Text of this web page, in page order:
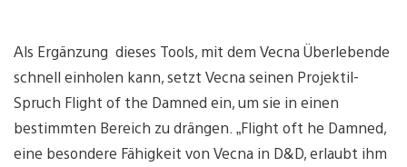
Als Ergänzung dieses Tools, mit dem Vecna Überlebende
schnell einholen kann, setzt Vecna seinen Projektil-
Spruch Flight of the Damned ein, um sie in einen
bestimmten Bereich zu drängen. „Flight oft he Damned,
eine besondere Fähigkeit von Vecna in D&D, erlaubt ihm